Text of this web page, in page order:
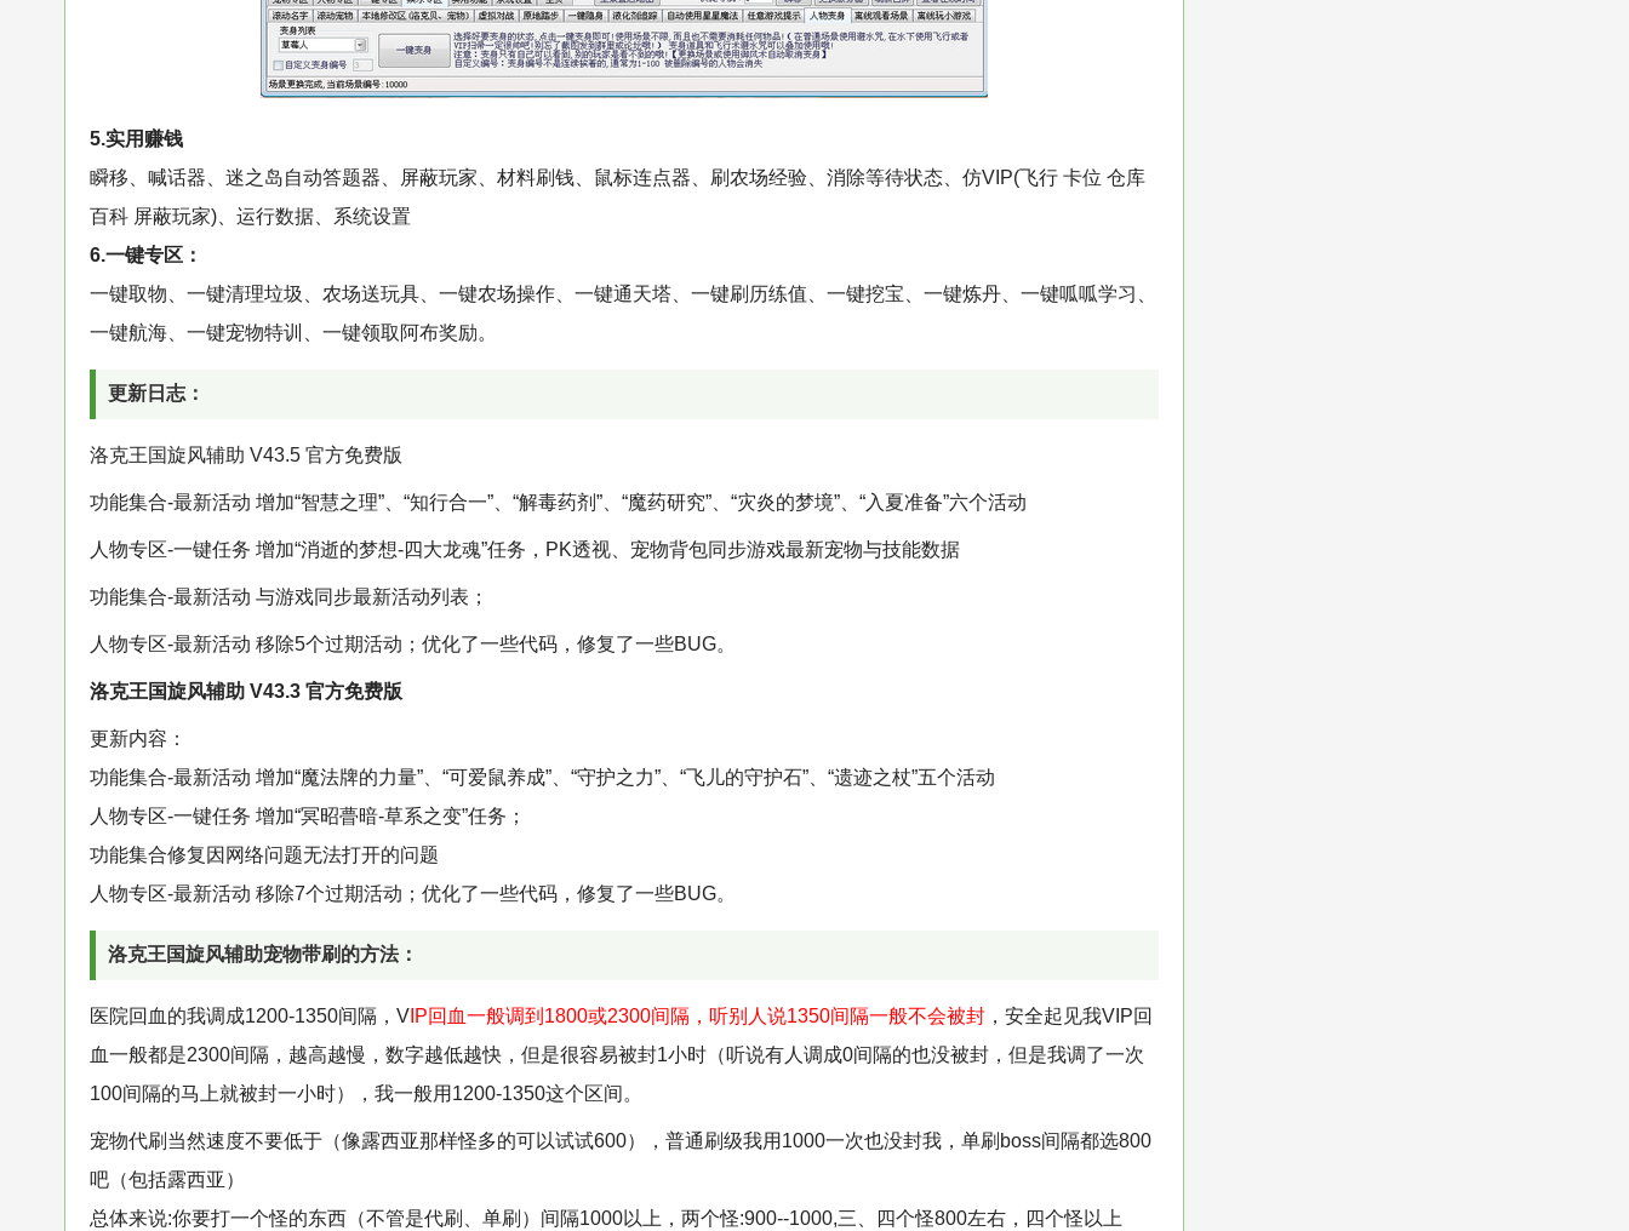
5.实用赚钱
瞬移、喊话器、迷之岛自动答题器、屏蔽玩家、材料刷钱、鼠标连点器、刷农场经验、消除等待状态、仿VIP(飞行 卡位 仓库
百科 屏蔽玩家)、运行数据、系统设置
6.一键专区：
一键取物、一键清理垃圾、农场送玩具、一键农场操作、一键通天塔、一键刷历练值、一键挖宝、一键炼丹、一键呱呱学习、
一键航海、一键宠物特训、一键领取阿布奖励。
更新日志：
洛克王国旋风辅助 V43.5 官方免费版
功能集合-最新活动 增加“智慧之理”、“知行合一”、“解毒药剂”、“魔药研究”、“灾炎的梦境”、“入夏准备”六个活动
人物专区-一键任务 增加“消逝的梦想-四大龙魂”任务，PK透视、宠物背包同步游戏最新宠物与技能数据
功能集合-最新活动 与游戏同步最新活动列表；
人物专区-最新活动 移除5个过期活动；优化了一些代码，修复了一些BUG。
洛克王国旋风辅助 V43.3 官方免费版
更新内容：
功能集合-最新活动 增加“魔法牌的力量”、“可爱鼠养成”、“守护之力”、“飞儿的守护石”、“遗迹之杖”五个活动
人物专区-一键任务 增加“冥昭瞢暗-草系之变”任务；
功能集合修复因网络问题无法打开的问题
人物专区-最新活动 移除7个过期活动；优化了一些代码，修复了一些BUG。
洛克王国旋风辅助宠物带刷的方法：
医院回血的我调成1200-1350间隔，V IP回血一般调到1800或2300间隔，听别人说1350间隔一般不会被封 ，安全起见我VIP回
血一般都是2300间隔，越高越慢，数字越低越快，但是很容易被封1小时（听说有人调成0间隔的也没被封，但是我调了一次
100间隔的马上就被封一小时），我一般用1200-1350这个区间。
宠物代刷当然速度不要低于（像露西亚那样怪多的可以试试600），普通刷级我用1000一次也没封我，单刷boss间隔都选800
吧（包括露西亚）
总体来说:你要打一个怪的东西（不管是代刷、单刷）间隔1000以上，两个怪:900--1000,三、四个怪800左右，四个怪以上